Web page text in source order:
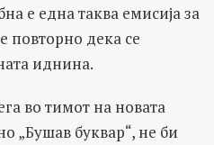
е една таква емисија за
повторно дека се
иднина.
во тимот на новата
„Бушав буквар“, не би